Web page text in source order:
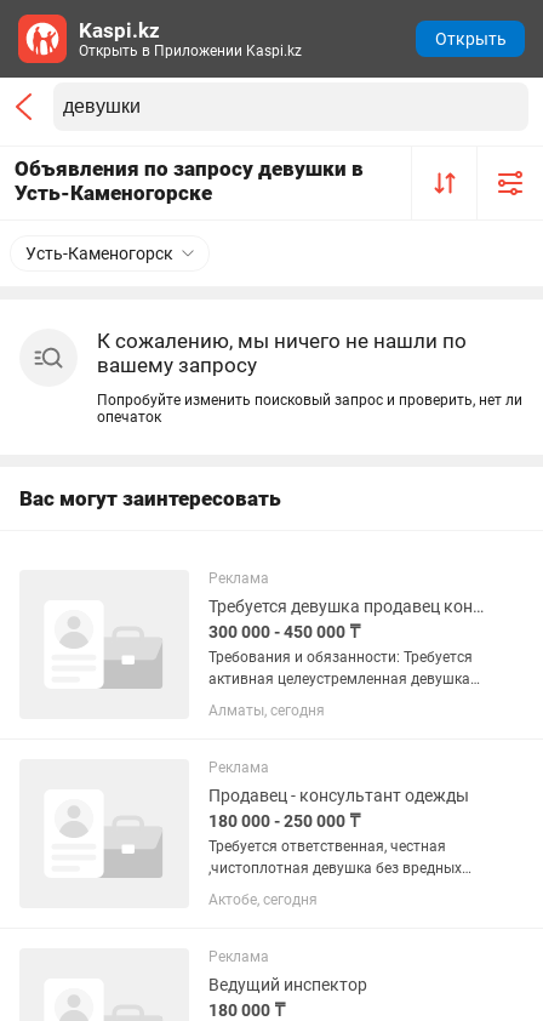
Объявления по запросу девушки в
Усть-Каменогорске
Усть-Каменогорск
К сожалению, мы ничего не нашли по
вашему запросу
Попробуйте изменить поисковый запрос и проверить, нет ли
опечаток
Вас могут заинтересовать
Реклама
Требуется девушка продавец консультант магазин нижнего белья
300 000 - 450 000 ₸
Требования и обязанности: Требуется
активная целеустремленная девушка
от 19 до35 лет в магазин нижнего
белья ! Проспект Жибек Жолы, 70 ТЦ ,
Обязанности: Опыт в...
Алматы, сегодня
Реклама
Продавец - консультант одежды
180 000 - 250 000 ₸
Требуется ответственная, честная
,чистоплотная девушка без вредных
привычек.График 2/2 с 09.30 до 18.00.С
18 лет до 26. Студентам не беспокоить
Актобе, сегодня
Реклама
Ведущий инспектор
180 000 ₸
Kaspi.kz
Открыть в Приложении Kaspi.kz
Открыть